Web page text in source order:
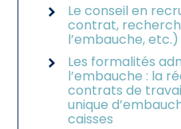
Le conseil en
contrat,
l’embauche, etc.)
Les formalités
l’embauche : la
contrats de
unique
caisses